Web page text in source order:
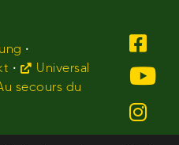
•
•
Universal
secours du